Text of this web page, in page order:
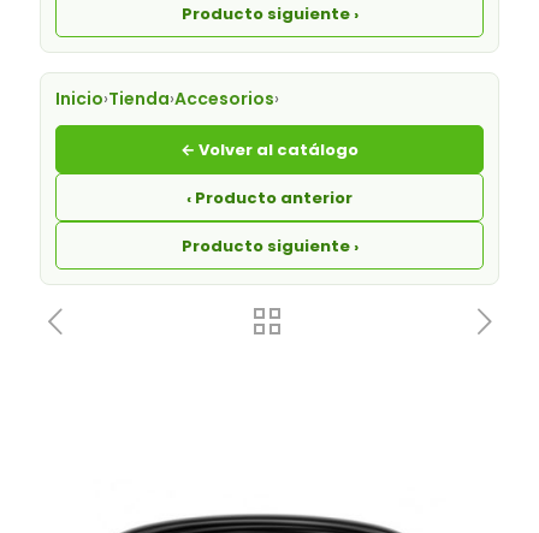
Producto siguiente ›
Inicio›Tienda›Accesorios›
← Volver al catálogo
‹ Producto anterior
Producto siguiente ›